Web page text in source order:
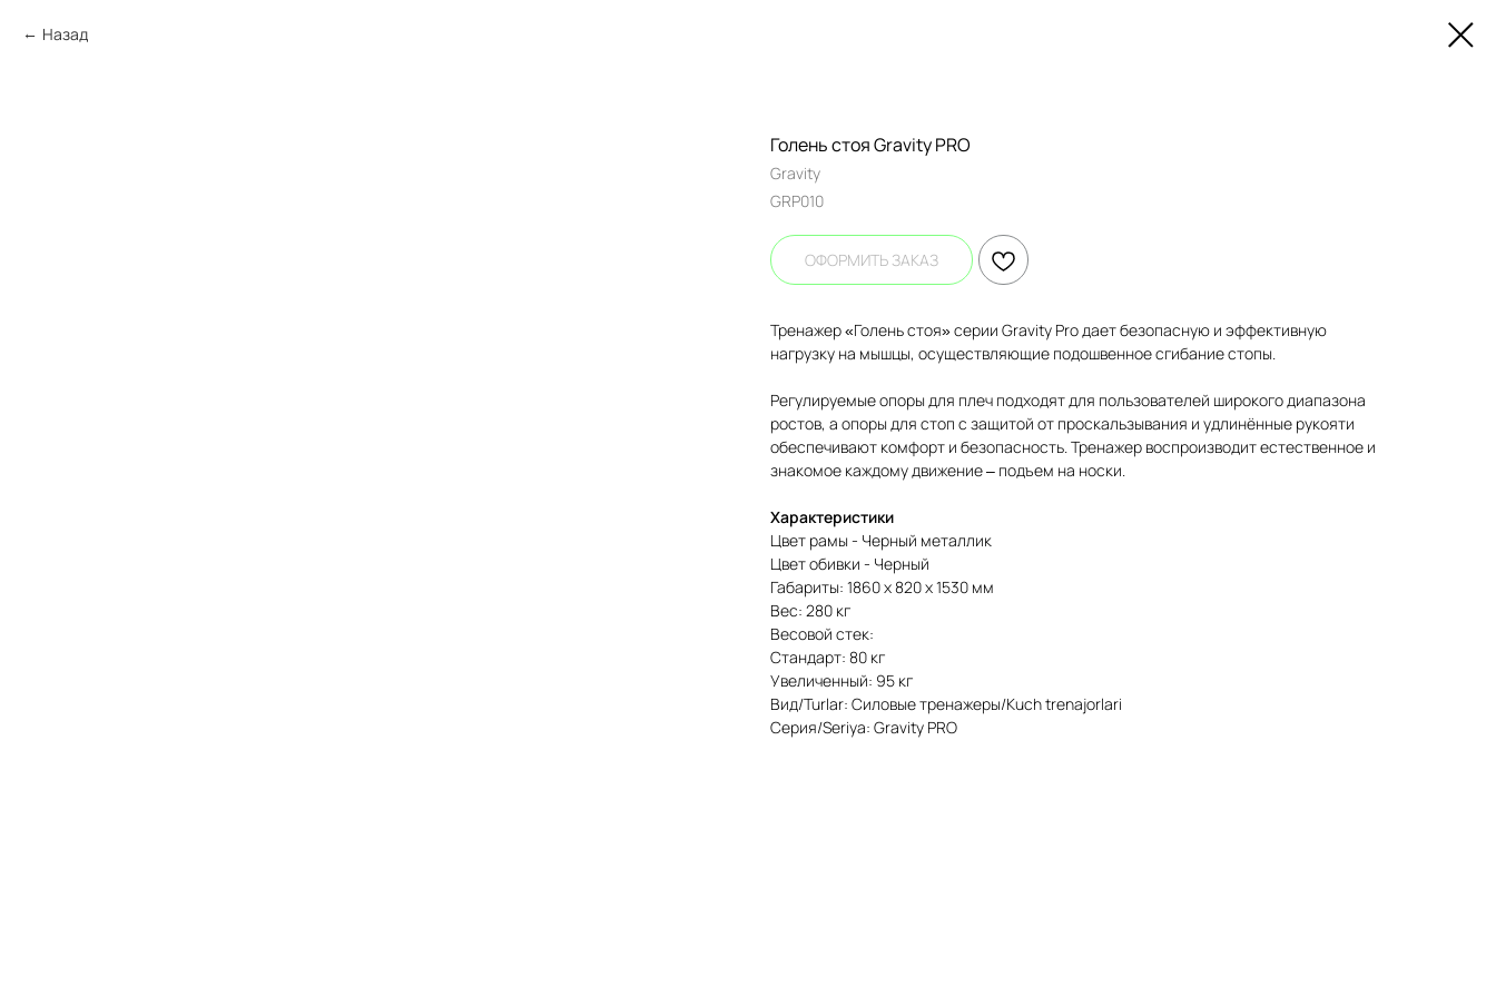
Назад
Голень стоя Gravity PRO
Gravity
GRP010
ОФОРМИТЬ ЗАКАЗ
Тренажер «Голень стоя» серии Gravity Pro дает безопасную и эффективную
нагрузку на мышцы, осуществляющие подошвенное сгибание стопы.
Регулируемые опоры для плеч подходят для пользователей широкого диапазона
ростов, а опоры для стоп с защитой от проскальзывания и удлинённые рукояти
обеспечивают комфорт и безопасность. Тренажер воспроизводит естественное и
знакомое каждому движение – подъем на носки.
Характеристики
Цвет рамы - Черный металлик
Цвет обивки - Черный
Габариты: 1860 х 820 х 1530 мм
Вес: 280 кг
Весовой стек:
Стандарт: 80 кг
Увеличенный: 95 кг
Вид/Turlar: Силовые тренажеры/Kuch trenajorlari
Серия/Seriya: Gravity PRO